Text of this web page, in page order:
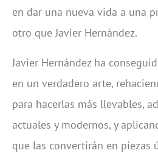
en dar una nueva vida a una
otro que Javier Hernández.
Javier Hernández ha
en un verdadero arte,
para hacerlas más llevables,
actuales y modernos, y
que las convertirán en piezas